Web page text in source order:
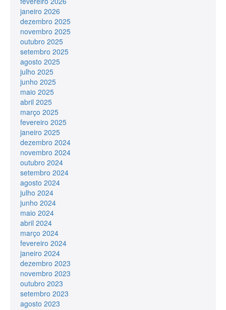
janeiro 2026
dezembro 2025
novembro 2025
outubro 2025
setembro 2025
agosto 2025
julho 2025
junho 2025
maio 2025
abril 2025
março 2025
fevereiro 2025
janeiro 2025
dezembro 2024
novembro 2024
outubro 2024
setembro 2024
agosto 2024
julho 2024
junho 2024
maio 2024
abril 2024
março 2024
fevereiro 2024
janeiro 2024
dezembro 2023
novembro 2023
outubro 2023
setembro 2023
agosto 2023